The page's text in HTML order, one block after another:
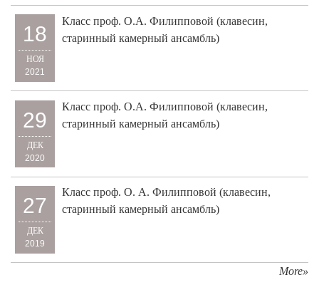
18
НОЯ
2021
Класс проф. О.А. Филипповой (клавесин,
старинный камерный ансамбль)
29
ДЕК
2020
Класс проф. О.А. Филипповой (клавесин,
старинный камерный ансамбль)
27
ДЕК
2019
Класс проф. О. А. Филипповой (клавесин,
старинный камерный ансамбль)
More»